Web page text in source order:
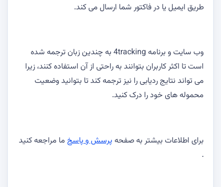
طریق ایمیل یا در فاکتور شما ارسال می کند.
وب سایت و برنامه 4tracking به چندین زبان ترجمه شده
است تا اکثر کاربران بتوانند به راحتی از آن استفاده کنند، زیرا
می تواند نتایج ردیابی را نیز ترجمه کند تا بتوانید وضعیت
محموله های خود را درک کنید.
برای اطلاعات بیشتر به صفحه پرسش و پاسخ ما مراجعه کنید
.